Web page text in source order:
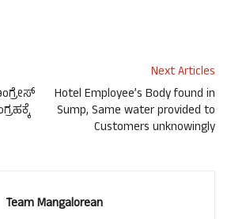
Next Articles
Hotel Employee’s Body found in
Sump, Same water provided to
Customers unknowingly
Team Mangalorean